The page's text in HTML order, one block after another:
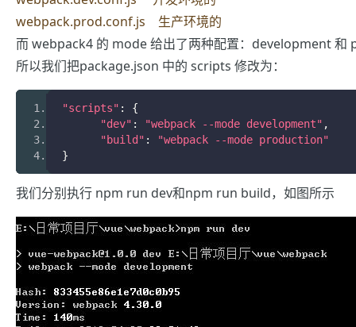
webpack.prod.conf.js 生产环境的
而 webpack4 的 mode 给出了两种配置：development 和
所以我们把package.json 中的 scripts 修改为：
"scripts" :
{
"dev" : "webpack --mode development" ,
"build" :
"webpack --mode production"
}
我们分别执行 npm run dev和npm run build，如图所示